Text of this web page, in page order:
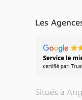
Les
Situés à